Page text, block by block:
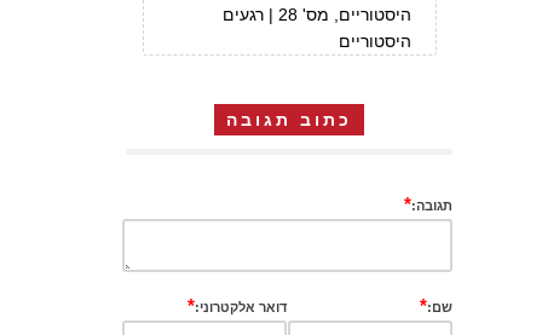
היסטוריים, מס' 28 | רגעים
היסטוריים
כתוב תגובה
תגובה:*
שם:* דואר אלקטרוני:*